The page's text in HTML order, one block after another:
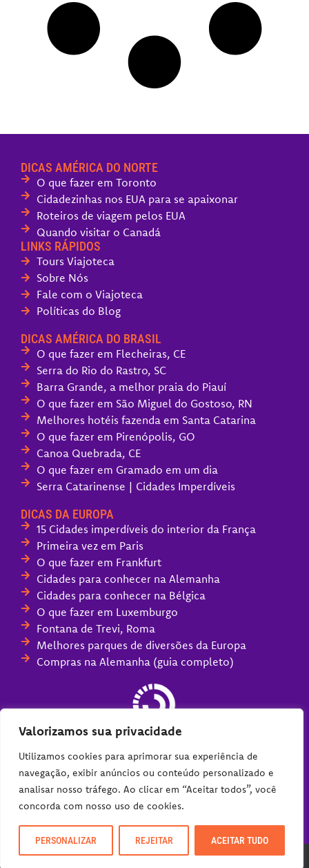
Valorizamos sua privacidade
Utilizamos cookies para aprimorar sua experiência de
navegação, exibir anúncios ou conteúdo personalizado e
analisar nosso tráfego. Ao clicar em “Aceitar todos”, você
concorda com nosso uso de cookies.
PERSONALIZAR REJEITAR ACEITAR TUDO
DICAS AMÉRICA DO NORTE
O que fazer em Toronto
Cidadezinhas nos EUA para se apaixonar
Roteiros de viagem pelos EUA
Quando visitar o Canadá
LINKS RÁPIDOS
Tours Viajoteca
Sobre Nós
Fale com o Viajoteca
Políticas do Blog
DICAS AMÉRICA DO BRASIL
O que fazer em Flecheiras, CE
Serra do Rio do Rastro, SC
Barra Grande, a melhor praia do Piauí
O que fazer em São Miguel do Gostoso, RN
Melhores hotéis fazenda em Santa Catarina
O que fazer em Pirenópolis, GO
Canoa Quebrada, CE
O que fazer em Gramado em um dia
Serra Catarinense | Cidades Imperdíveis
DICAS DA EUROPA
15 Cidades imperdíveis do interior da França
Primeira vez em Paris
O que fazer em Frankfurt
Cidades para conhecer na Alemanha
Cidades para conhecer na Bélgica
O que fazer em Luxemburgo
Fontana de Trevi, Roma
Melhores parques de diversões da Europa
Compras na Alemanha (guia completo)
2026 Viajoteca. Todos os Direitos Reservados. DZign®